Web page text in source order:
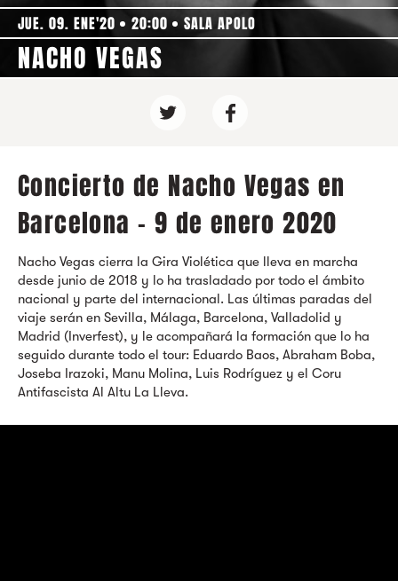
JUE. 09. ENE'20 20:00 SALA APOLO
NACHO VEGAS
Concierto de Nacho Vegas en
Barcelona - 9 de enero 2020
Nacho Vegas cierra la Gira Violética que lleva en marcha
desde junio de 2018 y lo ha trasladado por todo el ámbito
nacional y parte del internacional. Las últimas paradas del
viaje serán en Sevilla, Málaga, Barcelona, Valladolid y
Madrid (Inverfest), y le acompañará la formación que lo ha
seguido durante todo el tour: Eduardo Baos, Abraham Boba,
Joseba Irazoki, Manu Molina, Luis Rodríguez y el Coru
Antifascista Al Altu La Lleva.